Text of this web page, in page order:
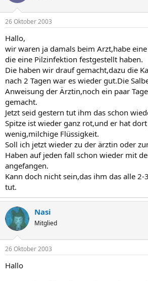
26 Oktober 2003
Hallo,
wir waren ja damals beim Arzt,habe
die eine Pilzinfektion festgestellt haben.
Die haben wir drauf gemacht,dazu die
nach 2 Tagen war es wieder gut.Die
Anweisung der Ärztin,noch ein paar
gemacht.
Jetzt seid gestern tut ihm das schon
Spitze ist wieder ganz rot,und er hat
wenig,milchige Flüssigkeit.
Soll ich jetzt wieder zu der ärztin oder
Haben auf jeden fall schon wieder mit
angefangen.
Kann doch nicht sein,das ihm das alle
tut.
Nasi
Mitglied
26 Oktober 2003
Hallo